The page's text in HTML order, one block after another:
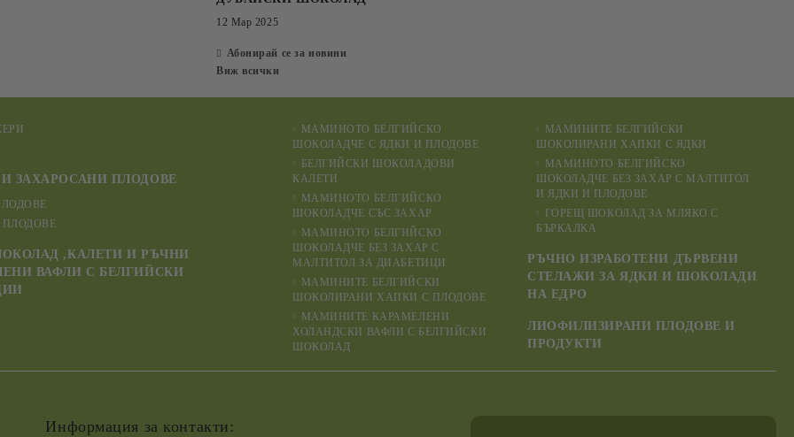
12 Мар 2025
Абонирай се за новини
Виж всички
ЗАХАРОСАНИ ПЛОДОВЕ
,КАЛЕТИ И РЪЧНИ
ВАФЛИ С БЕЛГИЙСКИ
МАМИНОТО БЕЛГИЙСКО
ШОКОЛАДЧЕ С ЯДКИ И ПЛОДОВЕ
БЕЛГИЙСКИ ШОКОЛАДОВИ
КАЛЕТИ
МАМИНОТО БЕЛГИЙСКО
ШОКОЛАДЧЕ СЪС ЗАХАР
МАМИНОТО БЕЛГИЙСКО
ШОКОЛАДЧЕ БЕЗ ЗАХАР С
МАЛТИТОЛ ЗА ДИАБЕТИЦИ
МАМИНИТЕ БЕЛГИЙСКИ
ШОКОЛИРАНИ ХАПКИ С ПЛОДОВЕ
МАМИНИТЕ КАРАМЕЛЕНИ
ХОЛАНДСКИ ВАФЛИ С БЕЛГИЙСКИ
ШОКОЛАД
МАМИНИТЕ БЕЛГИЙСКИ
ШОКОЛИРАНИ ХАПКИ С ЯДКИ
МАМИНОТО БЕЛГИЙСКО
ШОКОЛАДЧЕ БЕЗ ЗАХАР С МАЛТИТОЛ
И ЯДКИ И ПЛОДОВЕ
ГОРЕЩ ШОКОЛАД ЗА МЛЯКО С
БЪРКАЛКА
РЪЧНО ИЗРАБОТЕНИ ДЪРВЕНИ
СТЕЛАЖИ ЗА ЯДКИ И ШОКОЛАДИ
НА ЕДРО
ЛИОФИЛИЗИРАНИ ПЛОДОВЕ И
ПРОДУКТИ
Информация за контакти: